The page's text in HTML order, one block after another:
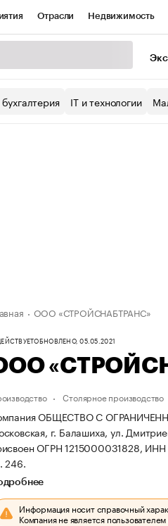
Отрасли Недвижимость
IT и технологии
ООО «СТРОЙСНАБТРАНС»
ОБНОВЛЕНО, 05.05.2021
Столярное производство
ОБЩЕСТВО С
г. Балашиха, ул.
ОГРН 1215000031828,
246.
Информация носит справочный
Компания не является